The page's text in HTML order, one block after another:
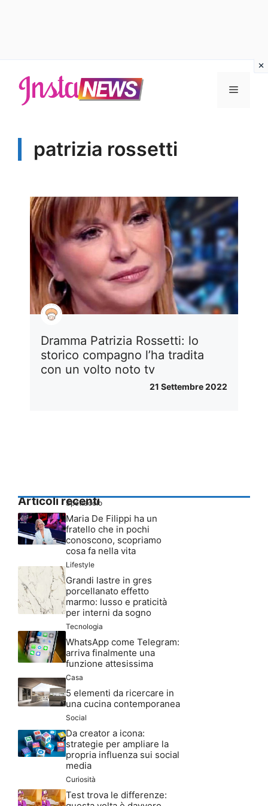
contenuto
Menu
patrizia rossetti
Dramma Patrizia Rossetti: lo
storico compagno l’ha tradita
con un volto noto tv
21 Settembre 2022
Articoli recenti
Spettacolo
Maria De Filippi ha un
fratello che in pochi
conoscono, scopriamo
cosa fa nella vita
Lifestyle
Grandi lastre in gres
porcellanato effetto
marmo: lusso e praticità
per interni da sogno
Tecnologia
WhatsApp come Telegram:
arriva finalmente una
funzione attesissima
Casa
5 elementi da ricercare in
una cucina contemporanea
Social
Da creator a icona:
strategie per ampliare la
propria influenza sui social
media
Curiosità
Test trova le differenze: